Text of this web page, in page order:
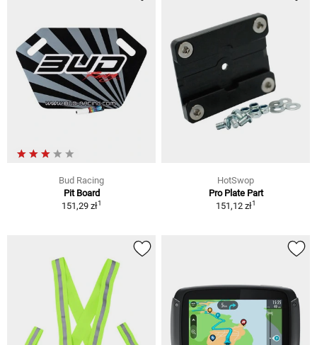
Bud Racing
Pit Board
151,29 zł1
HotSwop
Pro Plate Part
151,12 zł1